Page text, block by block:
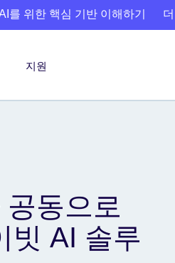
를 위한 핵심 기반 이해하기
지원
동으로
빗 AI 솔루